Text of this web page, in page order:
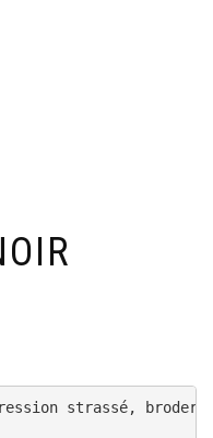
strassé,